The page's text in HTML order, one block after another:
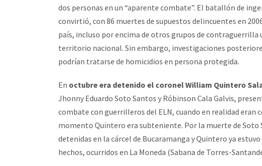
dos personas en un “aparente combate”. El batallón de
convirtió, con 86 muertes de supuestos delincuentes en
país, incluso por encima de otros grupos de contraguerrilla
territorio nacional. Sin embargo, investigaciones
podrían tratarse de homicidios en persona protegida.
En octubre era detenido el coronel William Quintero
Jhonny Eduardo Soto Santos y Róbinson Cala Galvis,
combate con guerrilleros del ELN, cuando en realidad eran
momento Quintero era subteniente. Por la muerte de Soto
detenidas en la cárcel de Bucaramanga y Quintero ya
hechos, ocurridos en La Moneda (Sabana de Torres-